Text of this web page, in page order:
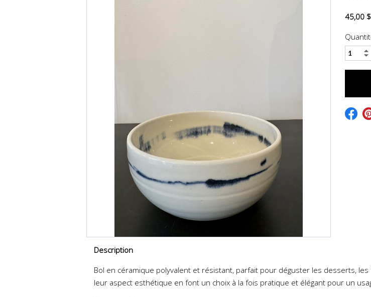
45,00 $
Description
Bol en céramique polyvalent et résistant, parfait pour déguster les desserts,
leur aspect esthétique en font un choix à la fois pratique et élégant pour un